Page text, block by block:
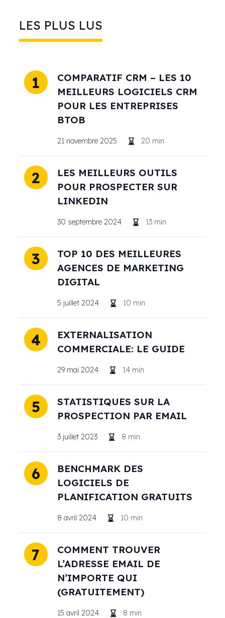
LES PLUS LUS
1
COMPARATIF CRM – LES 10
MEILLEURS LOGICIELS CRM
POUR LES ENTREPRISES
BTOB
21 novembre 2025 20 min
2
LES MEILLEURS OUTILS
POUR PROSPECTER SUR
LINKEDIN
30 septembre 2024 13 min
3
TOP 10 DES MEILLEURES
AGENCES DE MARKETING
DIGITAL
5 juillet 2024 10 min
4
EXTERNALISATION
COMMERCIALE: LE GUIDE
29 mai 2024 14 min
5
STATISTIQUES SUR LA
PROSPECTION PAR EMAIL
3 juillet 2023 8 min
6
BENCHMARK DES
LOGICIELS DE
PLANIFICATION GRATUITS
8 avril 2024 10 min
7
COMMENT TROUVER
L’ADRESSE EMAIL DE
N’IMPORTE QUI
(GRATUITEMENT)
15 avril 2024 8 min